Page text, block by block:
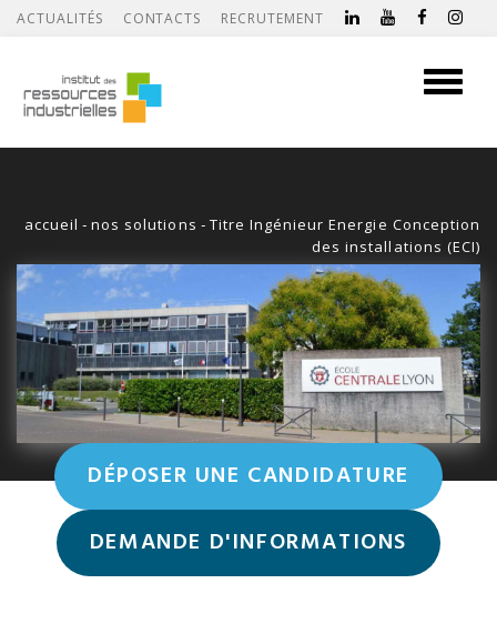
ACTUALITÉS CONTACTS RECRUTEMENT
Toggle
accueil -nos solutions - Titre Ingénieur Energie Conception
des installations (ECI)
DÉPOSER UNE CANDIDATURE
DEMANDE D'INFORMATIONS